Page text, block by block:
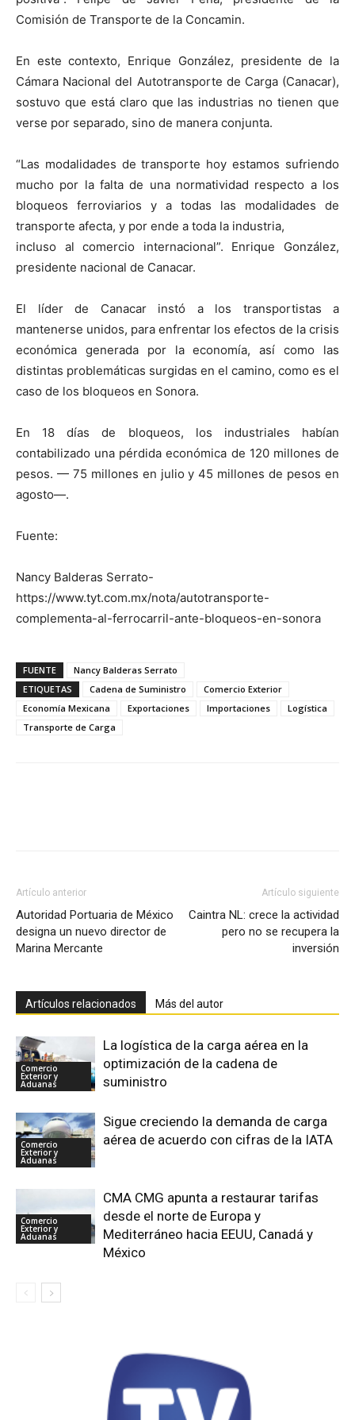
Comisión de Transporte de la Concamin.
En este contexto, Enrique González, presidente de la
Cámara Nacional del Autotransporte de Carga (Canacar),
sostuvo que está claro que las industrias no tienen que
verse por separado, sino de manera conjunta.
“Las modalidades de transporte hoy estamos sufriendo
mucho por la falta de una normatividad respecto a los
bloqueos ferroviarios y a todas las modalidades de
transporte afecta, y por ende a toda la industria,
incluso al comercio internacional”. Enrique González,
presidente nacional de Canacar.
El líder de Canacar instó a los transportistas a
mantenerse unidos, para enfrentar los efectos de la crisis
económica generada por la economía, así como las
distintas problemáticas surgidas en el camino, como es el
caso de los bloqueos en Sonora.
En 18 días de bloqueos, los industriales habían
contabilizado una pérdida económica de 120 millones de
pesos. — 75 millones en julio y 45 millones de pesos en
agosto—.
Fuente:
Nancy Balderas Serrato-
https://www.tyt.com.mx/nota/autotransporte-
complementa-al-ferrocarril-ante-bloqueos-en-sonora
FUENTE
Nancy Balderas Serrato
ETIQUETAS
Cadena de Suministro
Comercio Exterior
Economía Mexicana
Exportaciones Importaciones
Logística
Transporte de Carga
Artículo anterior
Autoridad Portuaria de México
designa un nuevo director de
Marina Mercante
Artículo siguiente
Caintra NL: crece la actividad
pero no se recupera la
inversión
Artículos relacionados Más del autor
Comercio
Exterior y
Aduanas
La logística de la carga aérea en la
optimización de la cadena de
suministro
Comercio
Exterior y
Aduanas
Sigue creciendo la demanda de carga
aérea de acuerdo con cifras de la IATA
Comercio
Exterior y
Aduanas
CMA CMG apunta a restaurar tarifas
desde el norte de Europa y
Mediterráneo hacia EEUU, Canadá y
México